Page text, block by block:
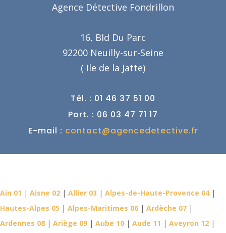
Agence Détective Fondrillon
16, Bld Du Parc
92200 Neuilly-sur-Seine
( Ile de la Jatte)
Tél. : 01 46 37 51 00
Port. : 06 03 47 71 17
E-mail : contact@agencedetective.fr
Ain 01 | Aisne 02 | Allier 03 | Alpes-de-Haute-Provence 04|
Hautes-Alpes 05 | Alpes-Maritimes 06 | Ardèche 07 |
Ardennes 08 | Ariège 09 | Aube 10 | Aude 11 | Aveyron 12 |